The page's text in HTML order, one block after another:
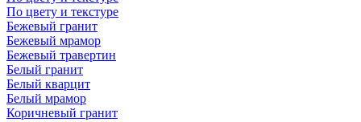
По цвету и текстуре
Бежевый гранит
Бежевый мрамор
Бежевый травертин
Белый гранит
Белый кварцит
Белый мрамор
Коричневый гранит